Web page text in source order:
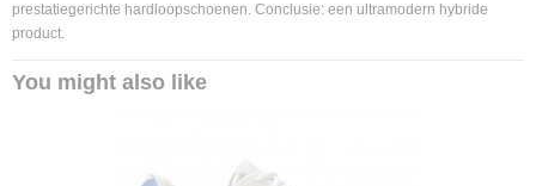
prestatiegerichte hardloopschoenen. Conclusie: een ultramodern hybride
product.
You might also like